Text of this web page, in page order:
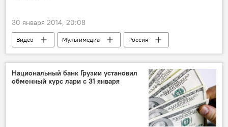
30 января 2014, 20:08
Видео Мультимедиа
Россия
НОВОСТИ
Национальный банк Грузии установил
обменный курс лари с 31 января